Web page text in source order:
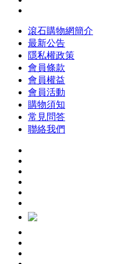
滾石購物網簡介
最新公告
隱私權政策
會員條款
會員權益
會員活動
購物須知
常見問答
聯絡我們